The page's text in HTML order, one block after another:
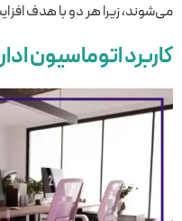
می‌شوند، زیرا هر دو با هدف
کاربرد اتوماسیون